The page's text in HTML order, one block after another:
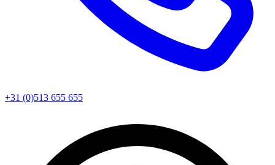
+31 (0)513 655 655